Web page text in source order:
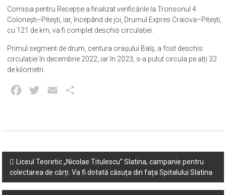
Comisia pentru Recepție a finalizat verificările la Tronsonul 4
Colonești–Pitești, iar, începând de joi, Drumul Expres Craiova–Pitești,
cu 121 de km, va fi complet deschis circulației.
Primul segment de drum, centura orașului Balș, a fost deschis
circulației în decembrie 2022, iar în 2023, s-a putut circula pe alți 32
de kilometri.
Facebook
Twitter Email
Post
navigation
Liceul Teoretic „Nicolae Titulescu” Slatina, campanie pentru
colectarea de cărți. Va fi dotată căsuța din fața Spitalului Slatina